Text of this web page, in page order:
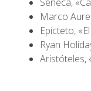
Marco
Epicteto,
Ryan
Aristóteles,